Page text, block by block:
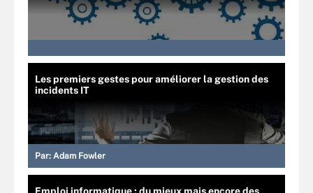
Les premiers gestes pour améliorer la gestion des
incidents IT
Par: Adam Fowler